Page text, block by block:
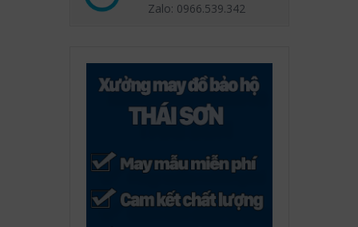
Zalo: 0966.539.342